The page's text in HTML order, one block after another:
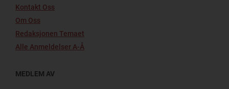
Kontakt Oss
Om Oss
Redaksjonen Temaet
Alle Anmeldelser A-Å
MEDLEM AV